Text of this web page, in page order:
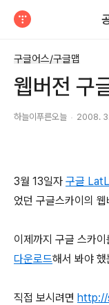
구글어스/구글맵
웹버전 구
하늘이푸른오늘 2008.
3월 13일자 구글
었던 구글스카이의
이제까지 구글 스카
다운로드해서 봐야
직접 보시려면 http://